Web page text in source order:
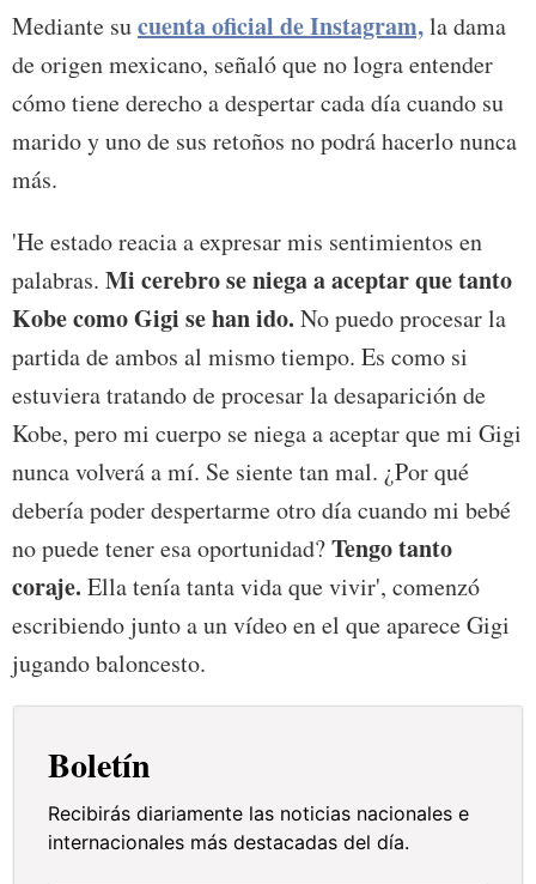
Mediante sucuenta oficial de Instagram,la dama
de origen mexicano, señaló que no logra entender
cómo tiene derecho a despertar cada día cuando su
marido y uno de sus retoños no podrá hacerlo nunca
más.
'He estado reacia a expresar mis sentimientos en
palabras. Mi cerebro se niega a aceptar que tanto
Kobe como Gigi se han ido. No puedo procesar la
partida de ambos al mismo tiempo. Es como si
estuviera tratando de procesar la desaparición de
Kobe, pero mi cuerpo se niega a aceptar que mi Gigi
nunca volverá a mí. Se siente tan mal. ¿Por qué
debería poder despertarme otro día cuando mi bebé
no puede tener esa oportunidad?Tengo tanto
coraje. Ella tenía tanta vida que vivir', comenzó
escribiendo junto a un vídeo en el que aparece Gigi
jugando baloncesto.
Boletín
Recibirás diariamente las noticias nacionales e
internacionales más destacadas del día.